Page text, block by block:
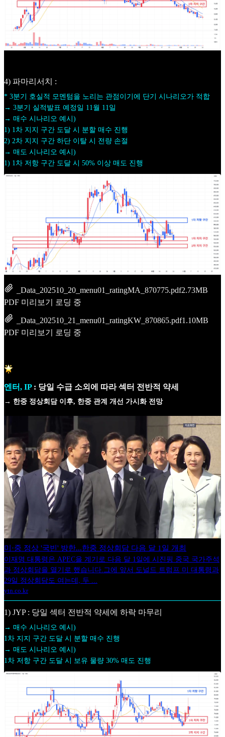
4) 파마리서치 :
* 3분기 호실적 모멘텀을 노리는 관점이기에 단기 시나리오가 적합
→ 3분기 실적발표 예정일 11월 11일
→ 매수 시나리오 예시)
1) 1차 지지 구간 도달 시 분할 매수 진행
2) 2차 지지 구간 하단 이탈 시 전량 손절
→ 매도 시나리오 예시)
1) 1차 저항 구간 도달 시 50% 이상 매도 진행
_Data_202510_20_menu01_ratingMA_870775.pdf2.73MB
PDF 미리보기 로딩 중
_Data_202510_21_menu01_ratingKW_870865.pdf1.10MB
PDF 미리보기 로딩 중
엔터, IP: 당일 수급 소외에 따라 섹터 전반적 약세
→ 한중 정상회담 이후, 한중 관계 개선 가시화 전망
미·중 정상 '국빈' 방한...한중 정상회담 다음 달 1일 개최
이재명 대통령은 APEC을 계기로 다음 달 1일에 시진핑 중국 국가주석
과 정상회담을 열기로 했습니다.그에 앞서 도널드 트럼프 미 대통령과
29일 정상회담도 여는데, 두 ...
ytn.co.kr
1) JYP : 당일 섹터 전반적 약세에 하락 마무리
→ 매수 시나리오 예시)
1차 지지 구간 도달 시 분할 매수 진행
→ 매도 시나리오 예시)
1차 저항 구간 도달 시 보유 물량 30% 매도 진행